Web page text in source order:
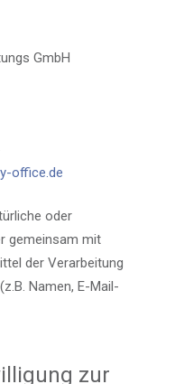
GmbH
office.de
oder
gemeinsam mit
der Verarbeitung
Namen, E-Mail-
zur